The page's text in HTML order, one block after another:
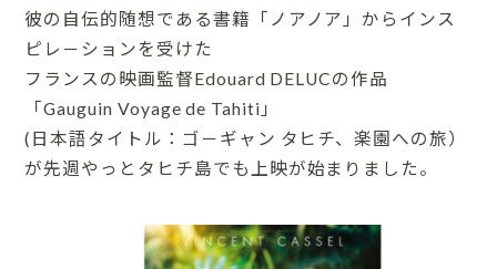
彼の自伝的随想である書籍「ノアノア」からインス
ピレ－ションを受けた
フランスの映画監督Edouard DELUCの作品
「Gauguin Voyage de Tahiti」
(日本語タイトル：ゴ－ギャン タヒチ、楽園への旅）
が先週やっとタヒチ島でも上映が始まりました。